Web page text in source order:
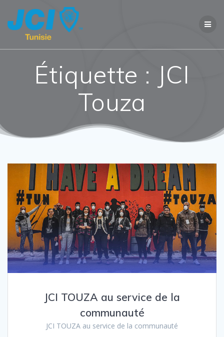
Étiquette : JCI
Touza
JCI TOUZA au service de la
communauté
JCI TOUZA au service de la communauté